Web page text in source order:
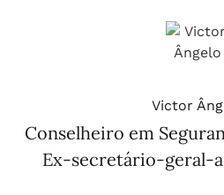
Victor
Conselheiro em
Ex-secretário-geral-